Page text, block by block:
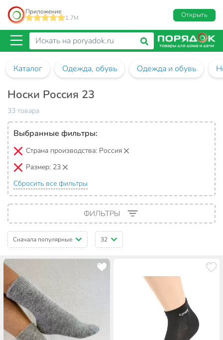
Приложение
1.7M
Открыть
Каталог Одежда, обувь Одежда и обувь
Носки Россия 23
33 товара
Выбранные фильтры:
Страна производства: Россия
Размер: 23
Сбросить все фильтры
ФИЛЬТРЫ
Сначала популярные 32